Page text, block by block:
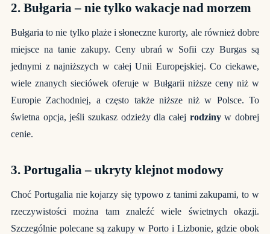
2. Bułgaria – nie tylko wakacje nad morzem
Bułgaria to nie tylko plaże i słoneczne kurorty, ale również dobre
miejsce na tanie zakupy. Ceny ubrań w Sofii czy Burgas są
jednymi z najniższych w całej Unii Europejskiej. Co ciekawe,
wiele znanych sieciówek oferuje w Bułgarii niższe ceny niż w
Europie Zachodniej, a często także niższe niż w Polsce. To
świetna opcja, jeśli szukasz odzieży dla całej rodzinyw dobrej
cenie.
3. Portugalia – ukryty klejnot modowy
Choć Portugalia nie kojarzy się typowo z tanimi zakupami, to w
rzeczywistości można tam znaleźć wiele świetnych okazji.
Szczególnie polecane są zakupy w Porto i Lizbonie, gdzie obok